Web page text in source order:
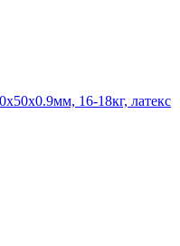
16-18кг, латекс